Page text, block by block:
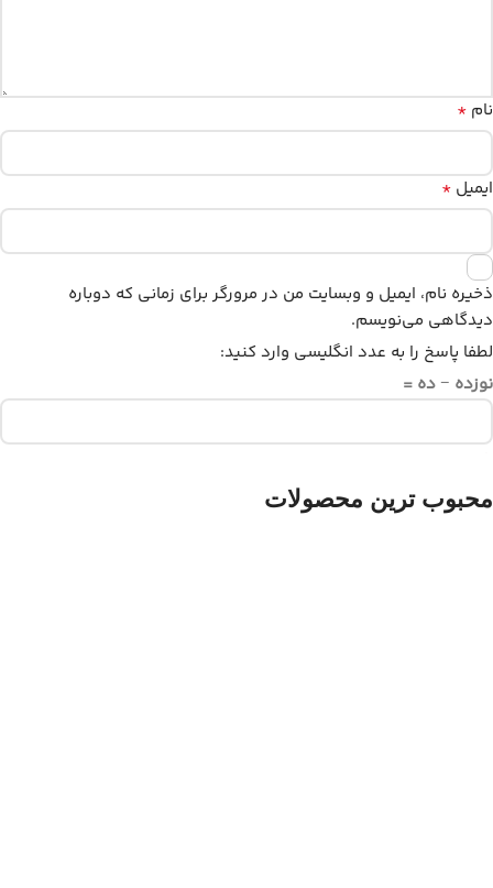
نام *
ایمیل *
ذخیره نام، ایمیل و وبسایت من در مرورگر برای زمانی که دوباره
دیدگاهی می‌نویسم.
لطفا پاسخ را به عدد انگلیسی وارد کنید:
نوزده − ده =
محبوب ترین محصولات